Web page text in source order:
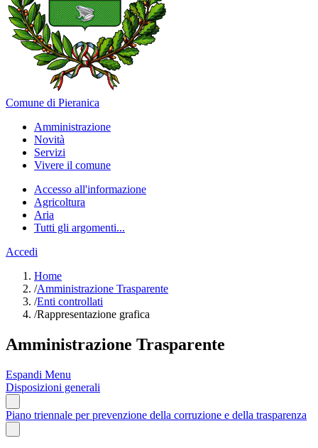
Comune di Pieranica
Amministrazione
Novità
Servizi
Vivere il comune
Accesso all'informazione
Agricoltura
Aria
Tutti gli argomenti...
Accedi
Home
/Amministrazione Trasparente
/Enti controllati
/Rappresentazione grafica
Amministrazione Trasparente
Espandi Menu
Disposizioni generali
Piano triennale per prevenzione della corruzione e della trasparenza